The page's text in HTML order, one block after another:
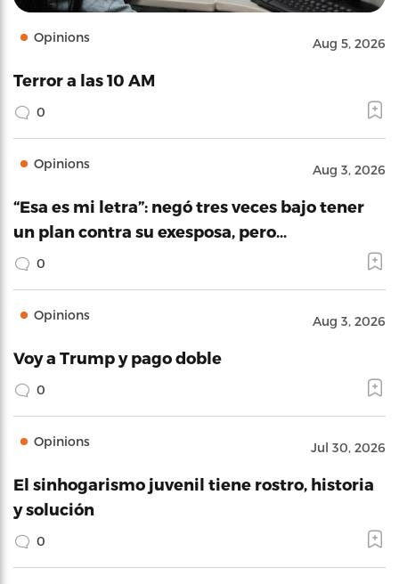
Opinions Aug 5, 2026
Terror a las 10 AM
0
Opinions Aug 3, 2026
“Esa es mi letra”: negó tres veces bajo tener
un plan contra su exesposa, pero…
0
Opinions Aug 3, 2026
Voy a Trump y pago doble
0
Opinions Jul 30, 2026
El sinhogarismo juvenil tiene rostro, historia
y solución
0